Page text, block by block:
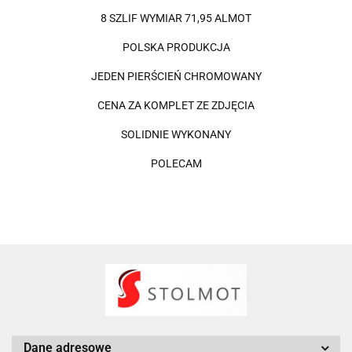
8 SZLIF WYMIAR 71,95 ALMOT
POLSKA PRODUKCJA
JEDEN PIERŚCIEŃ CHROMOWANY
CENA ZA KOMPLET ZE ZDJĘCIA
SOLIDNIE WYKONANY
POLECAM
Dane adresowe